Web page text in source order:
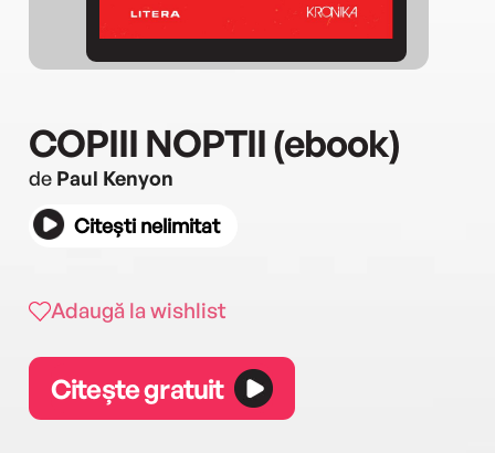
COPIII NOPTII (ebook)
de Paul Kenyon
Citești nelimitat
Adaugă la wishlist
Citește gratuit